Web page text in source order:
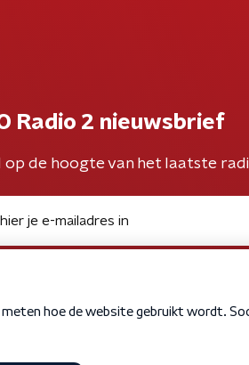
Radio 2 nieuwsbrief
op de hoogte van het laatste